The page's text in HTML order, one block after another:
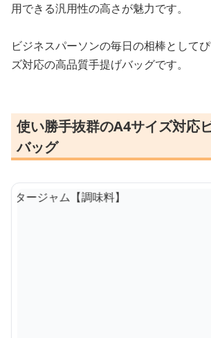
用できる汎用性の高さが魅力です。
ビジネスパーソンの毎日の相棒として
ズ対応の高品質手提げバッグです。
使い勝手抜群のA4サイズ対応
バッグ